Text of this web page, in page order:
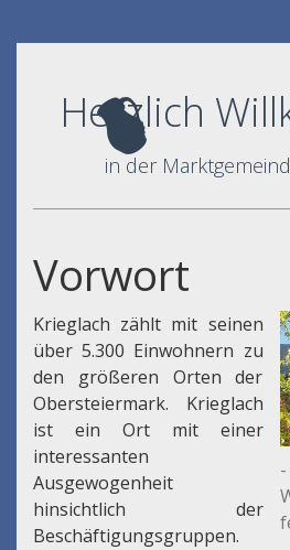
Herzlich
in der
Vorwort
Krieglach zählt mit seinen
über 5.300 Einwohnern zu
den größeren Orten der
Obersteiermark. Krieglach
ist ein Ort mit einer
interessanten
Ausgewogenheit
hinsichtlich der
Beschäftigungsgruppen.